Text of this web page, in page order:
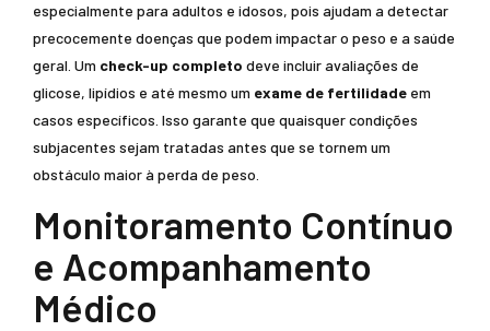
especialmente para adultos e idosos, pois ajudam a detectar
precocemente doenças que podem impactar o peso e a saúde
geral. Um check-up completo deve incluir avaliações de
glicose, lipídios e até mesmo um exame de fertilidade em
casos específicos. Isso garante que quaisquer condições
subjacentes sejam tratadas antes que se tornem um
obstáculo maior à perda de peso.
Monitoramento Contínuo
e Acompanhamento
Médico